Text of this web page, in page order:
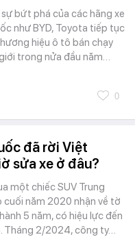
bứt phá của các hãng xe
như BYD, Toyota tiếp tục
hiệu ô tô bán chạy
trong nửa đầu năm…
0
đã rời Việt
sửa xe ở đâu?
một chiếc SUV Trung
cuối năm 2020 nhận về tờ
5 năm, có hiệu lực đến
Tháng 2/2024, công ty…